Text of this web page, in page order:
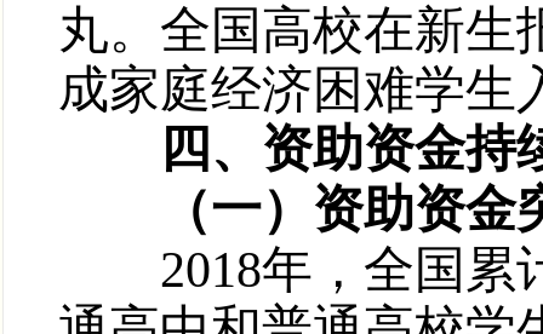
丸。全国高校在新生
成家庭经济困难学生
四、资助资金持
（一）资助资金
2018年，全国累